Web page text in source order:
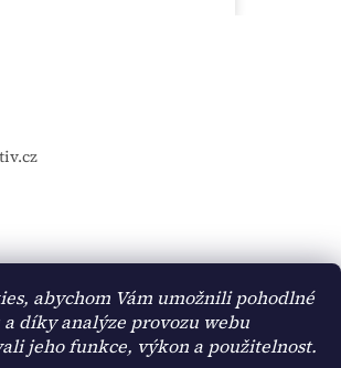
abychom Vám umožnili pohodlné
díky analýze provozu webu
jeho funkce, výkon a použitelnost.